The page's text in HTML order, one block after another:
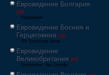
Евровидение Болгария
[26]
Евровизия
Евровидение Босния и
Герцеговина [21]
BH Eurosong Show
Евровидение
Великобритания [67]
Eurovision: You Decide